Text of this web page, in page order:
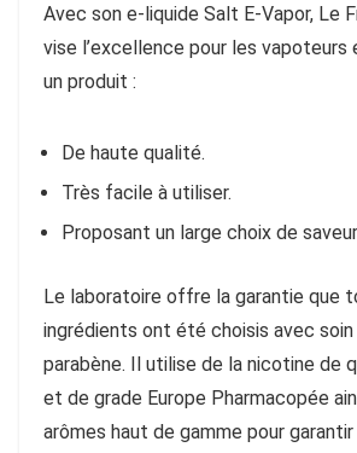
Avec son e-liquide Salt E-Vapor, Le
vise l’excellence pour les
un produit :
De haute qualité.
Très facile à utiliser.
Proposant un large choix de
Le laboratoire offre la garantie que
ingrédients ont été choisis avec
parabène. Il utilise de la nicotine de
et de grade Europe Pharmacopée
arômes haut de gamme pour